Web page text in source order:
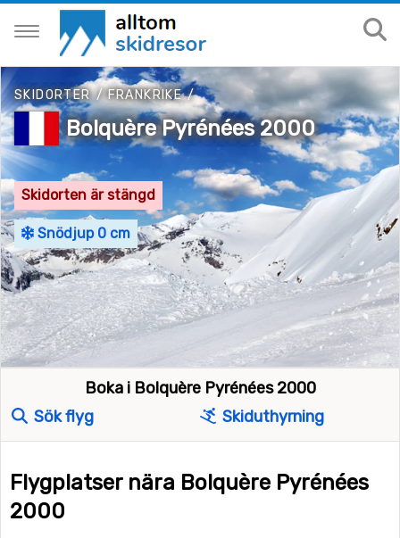
SKIDORTER/FRANKRIKE/
Bolquère Pyrénées 2000
Skidorten är stängd
Snödjup 0 cm
Boka i Bolquère Pyrénées 2000
Sök flyg
Skiduthyrning
Flygplatser nära Bolquère Pyrénées
2000